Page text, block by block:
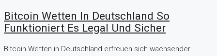
Bitcoin Wetten In Deutschland So
Funktioniert Es Legal Und Sicher
Bitcoin Wetten in Deutschland erfreuen sich wachsender